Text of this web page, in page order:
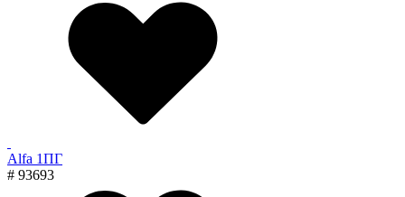
Alfa 1ПГ
# 93693